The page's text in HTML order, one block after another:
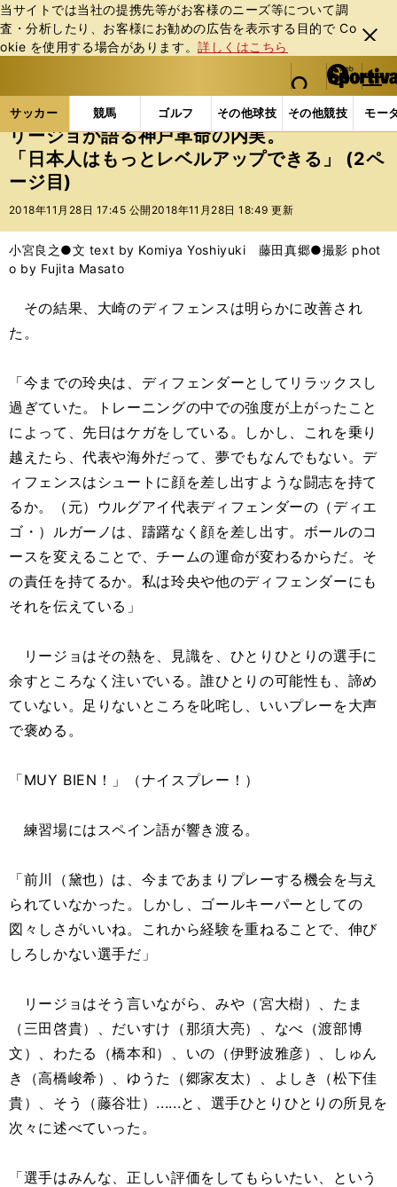
当サイトでは当社の提携先等がお客様のニーズ等について調
査・分析したり、お客様にお勧めの広告を表⽰する⽬的で Co
okie を使⽤する場合があります。詳しくはこちら
閉じ
る
web Sportiva (webスポルティーバ)
検索
マイペ
ー
ジ
メニュ
サッカー 競馬 ゴルフ その他球技 その他競技 モー
ス
ポ
ル
テ
ー
バ
サッカーの記事一覧 Jリーグ他 Jリーグ リージ
リージョが語る神戸革命の内実。
「日本人はもっとレベルアップできる」 (2ペ
ージ目)
2018年11月28日 17:45 公開 2018年11月28日 18:49 更新
小宮良之●文 text by Komiya Yoshiyuki 藤田真郷●撮影 phot
o by Fujita Masato
その結果、大崎のディフェンスは明らかに改善され
た。
「今までの玲央は、ディフェンダーとしてリラックスし
過ぎていた。トレーニングの中での強度が上がったこと
によって、先日はケガをしている。しかし、これを乗り
越えたら、代表や海外だって、夢でもなんでもない。デ
ィフェンスはシュートに顔を差し出すような闘志を持て
るか。（元）ウルグアイ代表ディフェンダーの（ディエ
ゴ・）ルガーノは、躊躇なく顔を差し出す。ボールのコ
ースを変えることで、チームの運命が変わるからだ。そ
の責任を持てるか。私は玲央や他のディフェンダーにも
それを伝えている」
リージョはその熱を、見識を、ひとりひとりの選手に
余すところなく注いでいる。誰ひとりの可能性も、諦め
ていない。足りないところを叱咤し、いいプレーを大声
で褒める。
「MUY BIEN！」（ナイスプレー！）
練習場にはスペイン語が響き渡る。
「前川（黛也）は、今まであまりプレーする機会を与え
られていなかった。しかし、ゴールキーパーとしての
図々しさがいいね。これから経験を重ねることで、伸び
しろしかない選手だ」
リージョはそう言いながら、みや（宮大樹）、たま
（三田啓貴）、だいすけ（那須大亮）、なべ（渡部博
文）、わたる（橋本和）、いの（伊野波雅彦）、しゅん
き（高橋峻希）、ゆうた（郷家友太）、よしき（松下佳
貴）、そう（藤谷壮）......と、選手ひとりひとりの所見を
次々に述べていった。
「選手はみんな、正しい評価をしてもらいたい、という